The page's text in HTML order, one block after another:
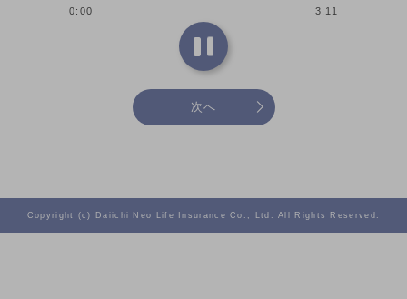
0:00 3:11
次へ
Copyright (c) Daiichi Neo Life Insurance Co., Ltd. All Rights Reserved.